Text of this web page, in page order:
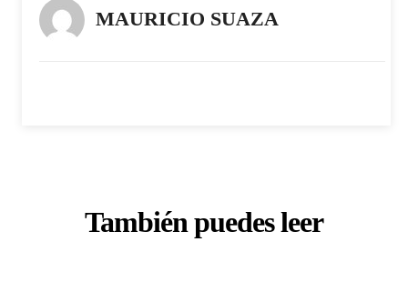
MAURICIO SUAZA
También puedes leer